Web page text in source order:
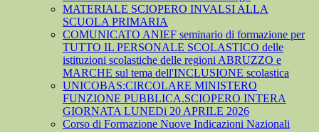
MATERIALE SCIOPERO INVALSI ALLA
SCUOLA PRIMARIA
COMUNICATO ANIEF seminario di formazione per
TUTTO IL PERSONALE SCOLASTICO delle
istituzioni scolastiche delle regioni ABRUZZO e
MARCHE sul tema dell'INCLUSIONE scolastica
UNICOBAS:CIRCOLARE MINISTERO
FUNZIONE PUBBLICA.SCIOPERO INTERA
GIORNATA LUNEDi 20 APRILE 2026
Corso di Formazione Nuove Indicazioni Nazionali